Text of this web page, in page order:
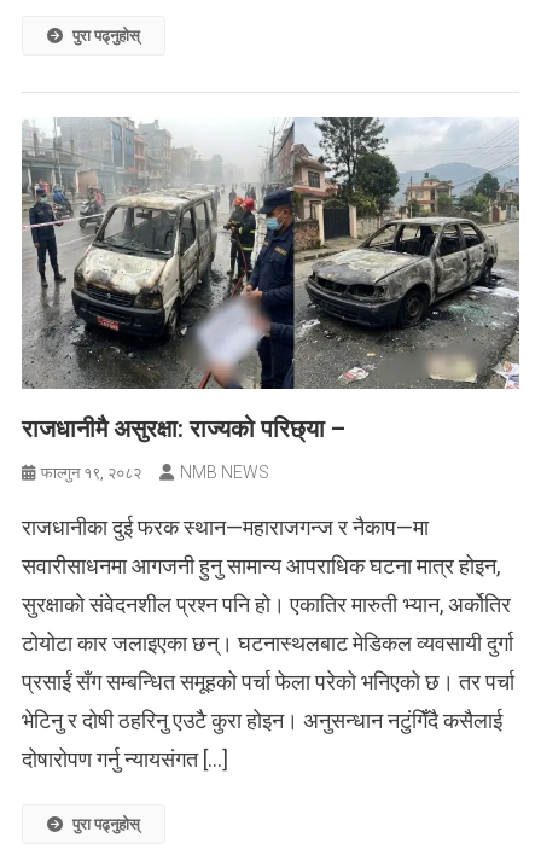
पुरा पढ्नुहोस्
राजधानीमै असुरक्षा: राज्यको परिछ्या –
फाल्गुन १९, २०८२ NMB NEWS
राजधानीका दुई फरक स्थान—महाराजगन्ज र नैकाप—मा
सवारीसाधनमा आगजनी हुनु सामान्य आपराधिक घटना मात्र होइन,
सुरक्षाको संवेदनशील प्रश्न पनि हो। एकातिर मारुती भ्यान, अर्कोतिर
टोयोटा कार जलाइएका छन्। घटनास्थलबाट मेडिकल व्यवसायी दुर्गा
प्रसाईं सँग सम्बन्धित समूहको पर्चा फेला परेको भनिएको छ। तर पर्चा
भेटिनु र दोषी ठहरिनु एउटै कुरा होइन। अनुसन्धान नटुंगिँदै कसैलाई
दोषारोपण गर्नु न्यायसंगत […]
पुरा पढ्नुहोस्